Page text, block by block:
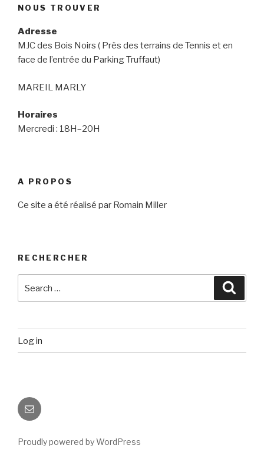
NOUS TROUVER
Adresse
MJC des Bois Noirs ( Près des terrains de Tennis et en
face de l’entrée du Parking Truffaut)
MAREIL MARLY
Horaires
Mercredi : 18H–20H
A PROPOS
Ce site a été réalisé par Romain Miller
RECHERCHER
for:
Log in
Email
Proudly powered by WordPress